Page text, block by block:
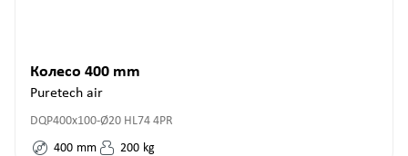
Колесо 400 mm
Puretech air
DQP400x100-Ø20 HL74 4PR
400 mm 200 kg